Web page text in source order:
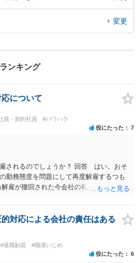
変更
ンキング
について
員・契約社員 #パワハラ
役にたった 7
されるのでしょうか？ 回答 はい。おそ
勤務態度を問題にして再度解雇するつも
雇が撤回された今会社の私に対する不当
意指導だけでは訴えることは難しいでし
指導に必要な程度を超えた「ハラスメン
ことができます（不法行為に基づく損害
償額は極めて低額でしょう。以前の解雇
であれば、証拠収集などについてその先
をお勧めします。 質問３、退職を合意と
対応による会社の責任はある
#退職勧奨 #職場いじめ
役にたった 6